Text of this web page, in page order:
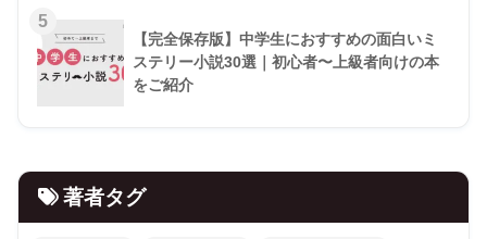
5
【完全保存版】中学生におすすめの面白いミ
ステリー小説30選｜初心者〜上級者向けの本
をご紹介
著者タグ